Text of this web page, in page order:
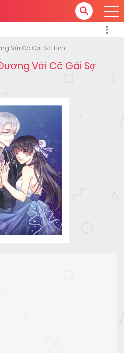
Với Cô Gái Sợ Tình
Với Cô Gái Sợ